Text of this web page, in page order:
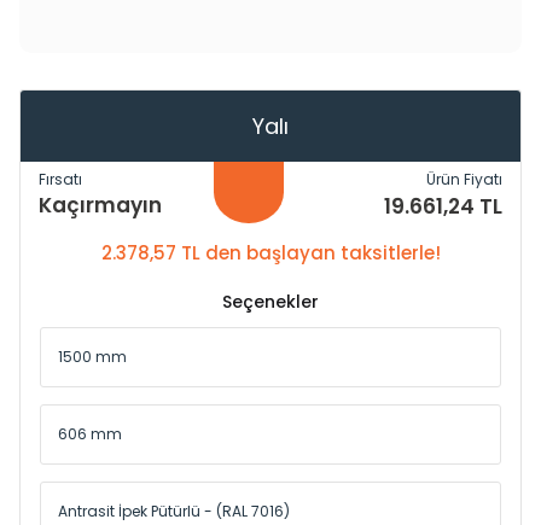
Yalı
Fırsatı
Kaçırmayın
Ürün Fiyatı
19.661,24 TL
2.378,57 TL den başlayan taksitlerle!
Seçenekler